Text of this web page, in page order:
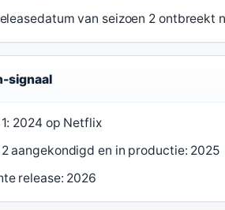
van seizoen 2 ontbreekt
signaal
2024 op Netflix
2 aangekondigd en in productie: 2025
release: 2026